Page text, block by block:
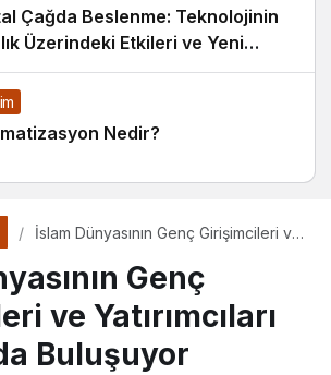
Çağda Beslenme: Teknolojinin
Üzerindeki Etkileri ve Yeni
Nedir?
İslam Dünyasının Genç Girişimcileri ve
Genç
ve Yatırımcıları
Buluşuyor